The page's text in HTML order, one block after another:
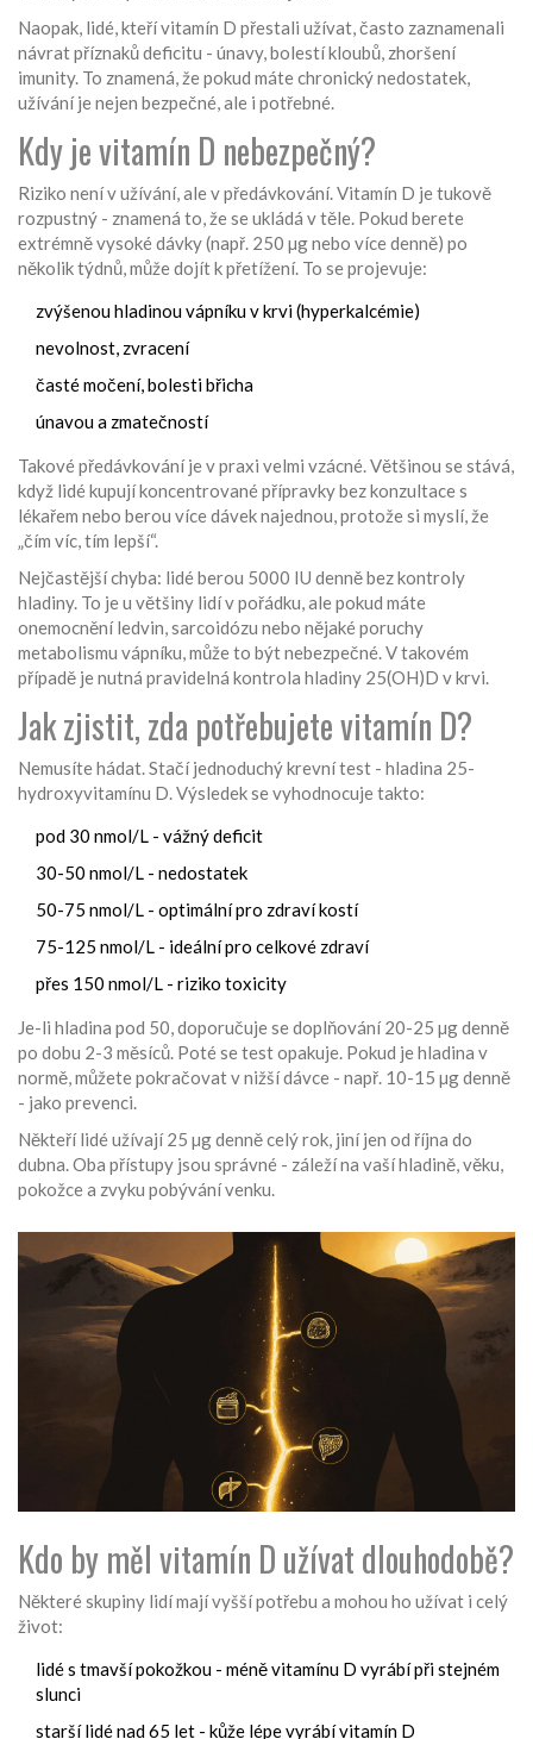
Naopak, lidé, kteří vitamín D přestali užívat, často zaznamenali
návrat příznaků deficitu - únavy, bolestí kloubů, zhoršení
imunity. To znamená, že pokud máte chronický nedostatek,
užívání je nejen bezpečné, ale i potřebné.
Kdy je vitamín D nebezpečný?
Riziko není v užívání, ale v předávkování. Vitamín D je tukově
rozpustný - znamená to, že se ukládá v těle. Pokud berete
extrémně vysoké dávky (např. 250 µg nebo více denně) po
několik týdnů, může dojít k přetížení. To se projevuje:
zvýšenou hladinou vápníku v krvi (hyperkalcémie)
nevolnost, zvracení
časté močení, bolesti břicha
únavou a zmatečností
Takové předávkování je v praxi velmi vzácné. Většinou se stává,
když lidé kupují koncentrované přípravky bez konzultace s
lékařem nebo berou více dávek najednou, protože si myslí, že
„čím víc, tím lepší“.
Nejčastější chyba: lidé berou 5000 IU denně bez kontroly
hladiny. To je u většiny lidí v pořádku, ale pokud máte
onemocnění ledvin, sarcoidózu nebo nějaké poruchy
metabolismu vápníku, může to být nebezpečné. V takovém
případě je nutná pravidelná kontrola hladiny 25(OH)D v krvi.
Jak zjistit, zda potřebujete vitamín D?
Nemusíte hádat. Stačí jednoduchý krevní test - hladina 25-
hydroxyvitamínu D. Výsledek se vyhodnocuje takto:
pod 30 nmol/L - vážný deficit
30-50 nmol/L - nedostatek
50-75 nmol/L - optimální pro zdraví kostí
75-125 nmol/L - ideální pro celkové zdraví
přes 150 nmol/L - riziko toxicity
Je-li hladina pod 50, doporučuje se doplňování 20-25 µg denně
po dobu 2-3 měsíců. Poté se test opakuje. Pokud je hladina v
normě, můžete pokračovat v nižší dávce - např. 10-15 µg denně
- jako prevenci.
Někteří lidé užívají 25 µg denně celý rok, jiní jen od října do
dubna. Oba přístupy jsou správné - záleží na vaší hladině, věku,
pokožce a zvyku pobývání venku.
Kdo by měl vitamín D užívat dlouhodobě?
Některé skupiny lidí mají vyšší potřebu a mohou ho užívat i celý
život:
lidé s tmavší pokožkou - méně vitamínu D vyrábí při stejném
slunci
starší lidé nad 65 let - kůže lépe vyrábí vitamín D